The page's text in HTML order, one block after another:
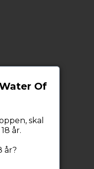
Of
skal
år.
år?